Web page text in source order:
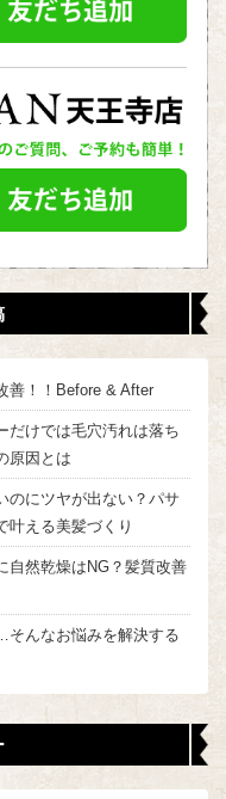
善！！Before & After
だけでは毛穴汚れは落ち
原因とは
のにツヤが出ない？パサ
叶える美髪づくり
自然乾燥はNG？髪質改善
んなお悩みを解決する